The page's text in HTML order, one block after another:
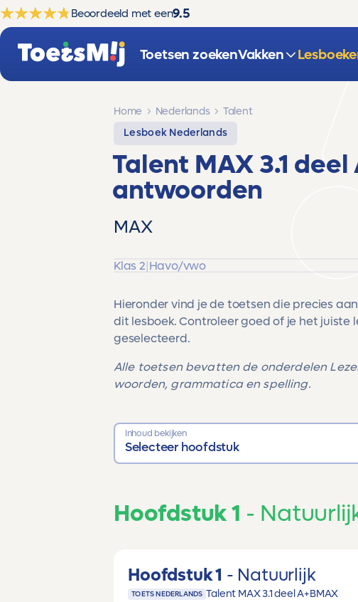
Beoordeeld met een9.5
Toetsen zoekenVakken
Home Nederlands
Talent
Lesboek Nederlands
Talent MAX 3.1
antwoorden
MAX
Klas 2|Havo/vwo
Hieronder vind je de toetsen die precies
dit lesboek. Controleer goed of je het juiste
geselecteerd.
Alle toetsen bevatten de onderdelen
woorden, grammatica en spelling.
Inhoud bekijken
Selecteer hoofdstuk
Hoofdstuk 1
Hoofdstuk 1 Natuurlijk
TOETS NEDERLANDS Talent MAX 3.1 deel A+BMAX